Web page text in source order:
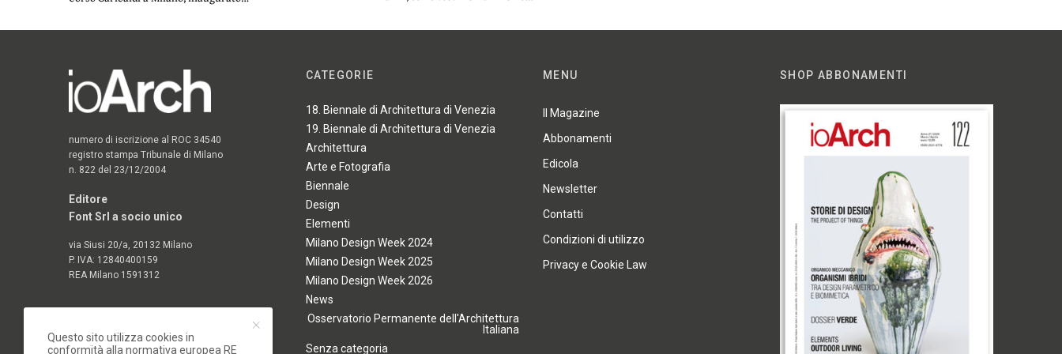
numero di iscrizione al ROC 34540
registro stampa Tribunale di Milano
n. 822 del 23/12/2004
Editore
Font Srl a socio unico
via Siusi 20/a, 20132 Milano
P. IVA: 12840400159
REA Milano 1591312
CATEGORIE
18. Biennale di Architettura di Venezia
19. Biennale di Architettura di Venezia
Architettura
Arte e Fotografia
Biennale
Design
Elementi
Milano Design Week 2024
Milano Design Week 2025
Milano Design Week 2026
News
Osservatorio Permanente dell'Architettura
Italiana
Senza categoria
MENU
Il Magazine
Abbonamenti
Edicola
Newsletter
Contatti
Condizioni di utilizzo
Privacy e Cookie Law
SHOP ABBONAMENTI
Questo sito utilizza cookies in
conformità alla normativa europea RE